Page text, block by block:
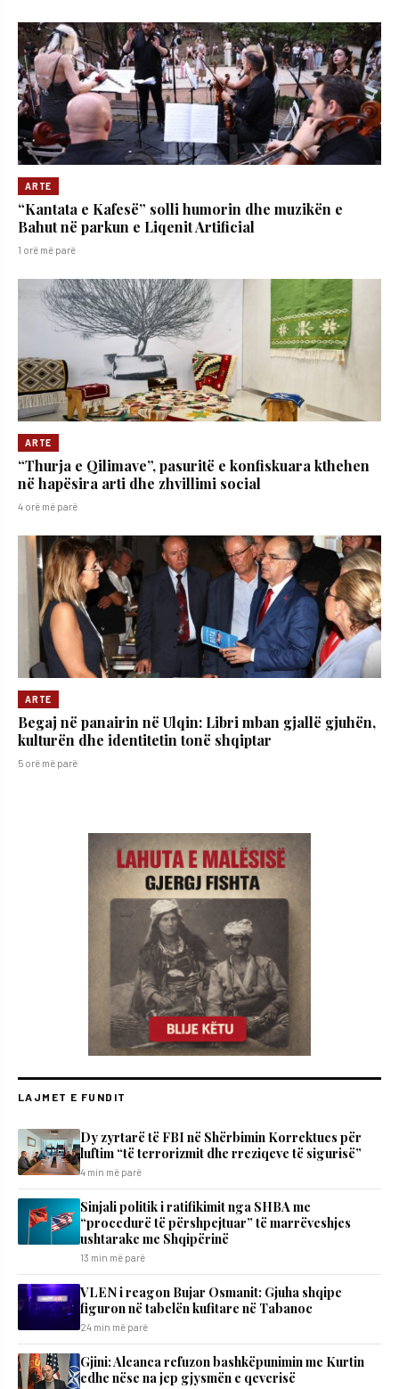
ARTE
“Kantata e Kafesë” solli humorin dhe muzikën e
Bahut në parkun e Liqenit Artificial
1 orë më parë
ARTE
“Thurja e Qilimave”, pasuritë e konfiskuara kthehen
në hapësira arti dhe zhvillimi social
4 orë më parë
ARTE
Begaj në panairin në Ulqin: Libri mban gjallë gjuhën,
kulturën dhe identitetin tonë shqiptar
5 orë më parë
LAJMET E FUNDIT
Dy zyrtarë të FBI në Shërbimin Korrektues për
luftim “të terrorizmit dhe rreziqeve të sigurisë”
4 min më parë
Sinjali politik i ratifikimit nga SHBA me
“procedurë të përshpejtuar” të marrëveshjes
ushtarake me Shqipërinë
13 min më parë
VLEN i reagon Bujar Osmanit: Gjuha shqipe
figuron në tabelën kufitare në Tabanoc
24 min më parë
​Gjini: Aleanca refuzon bashkëpunimin me Kurtin
edhe nëse na jep gjysmën e qeverisë